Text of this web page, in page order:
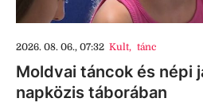
2026. 08. 06., 07:32 Kult, tánc
Moldvai táncok és népi
napközis táborában